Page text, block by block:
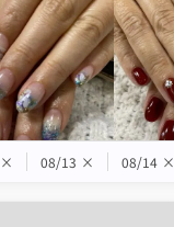
× 08/13 × 08/14 ×